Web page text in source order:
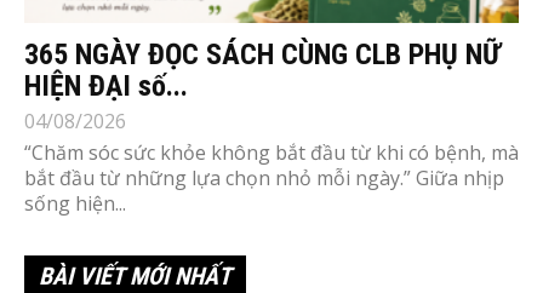
365 NGÀY ĐỌC SÁCH CÙNG CLB PHỤ NỮ
HIỆN ĐẠI số...
04/08/2026
“Chăm sóc sức khỏe không bắt đầu từ khi có bệnh, mà
bắt đầu từ những lựa chọn nhỏ mỗi ngày.” Giữa nhịp
sống hiện...
BÀI VIẾT MỚI NHẤT